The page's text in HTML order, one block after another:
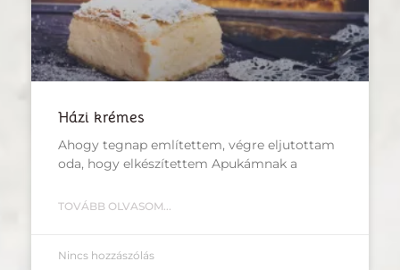
Házi krémes
Ahogy tegnap említettem, végre eljutottam
oda, hogy elkészítettem Apukámnak a
TOVÁBB OLVASOM...
Nincs hozzászólás